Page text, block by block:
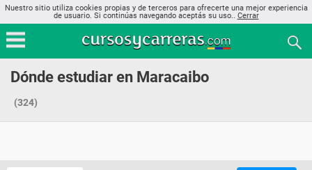
Nuestro sitio utiliza cookies propias y de terceros para ofrecerte una mejor experiencia
de usuario. Si continúas navegando aceptás su uso.. Cerrar
Dónde estudiar en Maracaibo
(324)